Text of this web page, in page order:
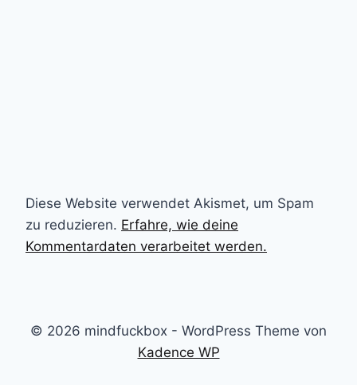
Diese Website verwendet Akismet, um Spam
zu reduzieren. Erfahre, wie deine
Kommentardaten verarbeitet werden.
© 2026 mindfuckbox - WordPress Theme von
Kadence WP